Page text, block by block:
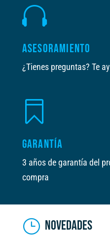

ASESORAMIENTO
¿Tienes preguntas? Te

GARANTÍA
3 años de garantía del
compra
NOVEDADES